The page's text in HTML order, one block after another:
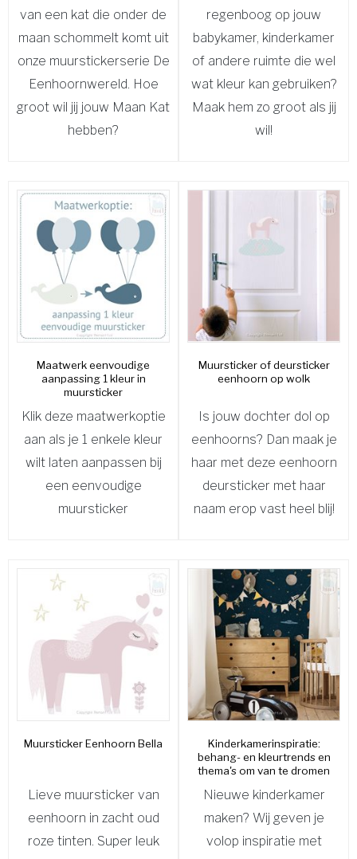
van een kat die onder de
maan schommelt komt uit
onze muurstickerserie De
Eenhoornwereld. Hoe
groot wil jij jouw Maan Kat
hebben?
regenboog op jouw
babykamer, kinderkamer
of andere ruimte die wel
wat kleur kan gebruiken?
Maak hem zo groot als jij
wil!
Maatwerk eenvoudige
aanpassing 1 kleur in
muursticker
Klik deze maatwerkoptie
aan als je 1 enkele kleur
wilt laten aanpassen bij
een eenvoudige
muursticker
Muursticker of deursticker
eenhoorn op wolk
Is jouw dochter dol op
eenhoorns? Dan maak je
haar met deze eenhoorn
deursticker met haar
naam erop vast heel blij!
Muursticker Eenhoorn Bella
Lieve muursticker van
eenhoorn in zacht oud
roze tinten. Super leuk
Kinderkamerinspiratie:
behang- en kleurtrends en
thema's om van te dromen
Nieuwe kinderkamer
maken? Wij geven je
volop inspiratie met